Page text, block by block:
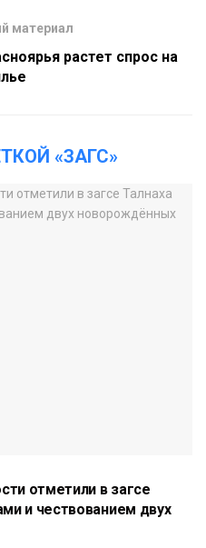
материал
растет спрос на
«ЗАГС»
отметили в загсе
и чествованием двух